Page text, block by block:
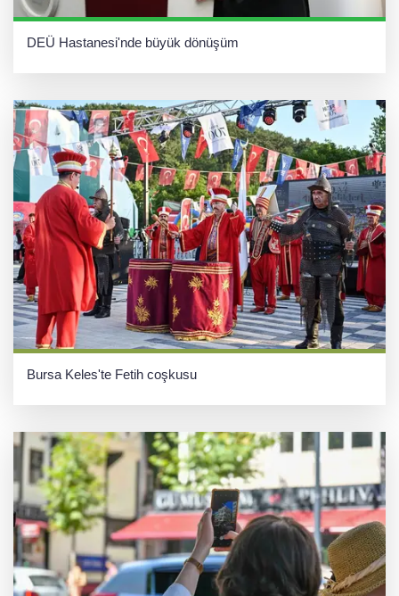
DEÜ Hastanesi'nde büyük dönüşüm
Bursa Keles'te Fetih coşkusu